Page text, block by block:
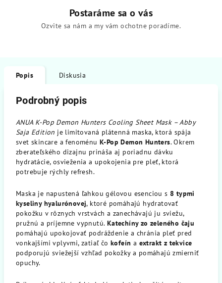
Postaráme sa o vás
Ozvite sa nám a my vám ochotne poradíme.
Popis Diskusia
Podrobný popis
ANUA K-Pop Demon Hunters Cooling Sheet Mask – Abby
Saja Edition je limitovaná plátenná maska, ktorá spája
svet skincare a fenoménu K-Pop Demon Hunters. Okrem
zberateľského dizajnu prináša aj poriadnu dávku
hydratácie, osvieženia a upokojenia pre pleť, ktorá
potrebuje rýchly refresh.
Maska je napustená ľahkou gélovou esenciou s 8 typmi
kyseliny hyalurónovej, ktoré pomáhajú hydratovať
pokožku v rôznych vrstvách a zanechávajú ju sviežu,
pružnú a príjemne vypnutú. Katechíny zo zeleného čaju
pomáhajú upokojovať podráždenie a chránia pleť pred
vonkajšími vplyvmi, zatiaľ čo kofeín a extrakt z tekvice
podporujú sviežejší vzhľad pokožky a pomáhajú zmierniť
opuchy.